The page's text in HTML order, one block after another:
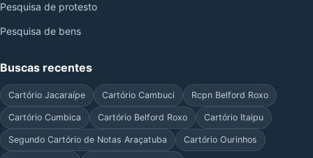
Pesquisa de protesto
Pesquisa de bens
Buscas recentes
Cartório Jacaraípe Cartório Cambuci Rcpn Belford Roxo
Cartório Cumbica Cartório Belford Roxo Cartório Itaipu
Segundo Cartório de Notas Araçatuba Cartório Ourinhos